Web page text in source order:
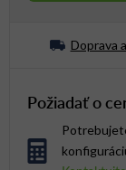
Doprava
Požiadať o